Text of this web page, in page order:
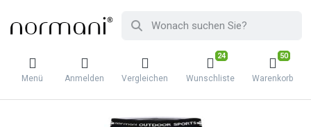
Menü Anmelden Vergleichen
24
Wunschliste
50
Warenkorb